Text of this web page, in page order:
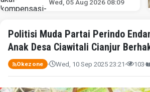
Wed, 05 Aug 2026 08:09
Politisi Muda Partai Perindo
Anak Desa Ciawitali Cianjur
Okezone Wed, 10 Sep 2025 23:21 103